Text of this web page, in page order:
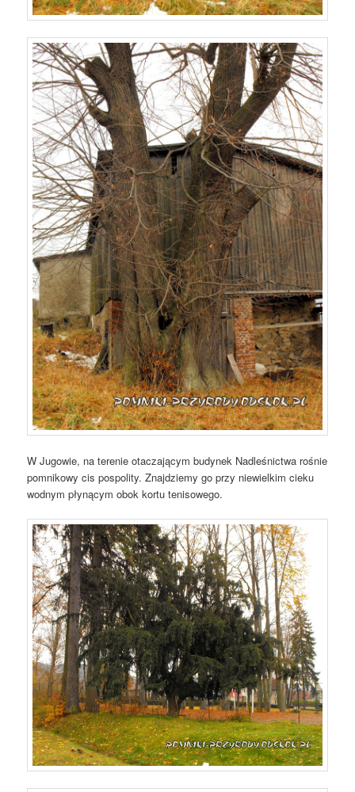
W Jugowie, na terenie otaczającym budynek Nadleśnictwa rośnie
pomnikowy cis pospolity. Znajdziemy go przy niewielkim cieku
wodnym płynącym obok kortu tenisowego.